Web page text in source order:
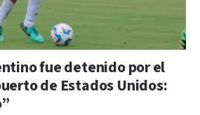
fue detenido por el
de Estados Unidos: